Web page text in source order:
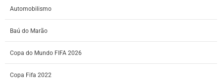
Automobilismo
Baú do Marão
Copa do Mundo FIFA 2026
Copa Fifa 2022